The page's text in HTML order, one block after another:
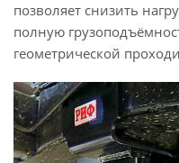
позволяет снизить
полную
геометрической